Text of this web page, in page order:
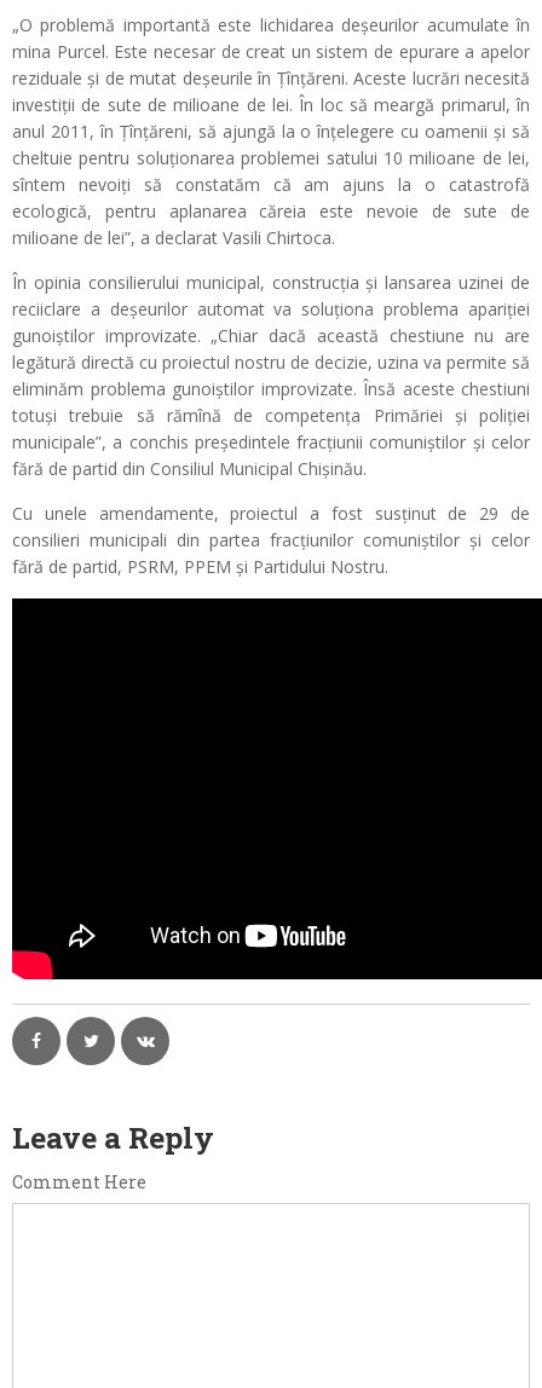
„O problemă importantă este lichidarea deșeurilor acumulate în
mina Purcel. Este necesar de creat un sistem de epurare a apelor
reziduale și de mutat deșeurile în Țînțăreni. Aceste lucrări necesită
investiții de sute de milioane de lei. În loc să meargă primarul, în
anul 2011, în Țînțăreni, să ajungă la o înțelegere cu oamenii și să
cheltuie pentru soluționarea problemei satului 10 milioane de lei,
sîntem nevoiți să constatăm că am ajuns la o catastrofă
ecologică, pentru aplanarea căreia este nevoie de sute de
milioane de lei”, a declarat Vasili Chirtoca.
În opinia consilierului municipal, construcția și lansarea uzinei de
reciiclare a deșeurilor automat va soluționa problema apariției
gunoiștilor improvizate. „Chiar dacă această chestiune nu are
legătură directă cu proiectul nostru de decizie, uzina va permite să
eliminăm problema gunoiștilor improvizate. Însă aceste chestiuni
totuși trebuie să rămînă de competența Primăriei și poliției
municipale”, a conchis președintele fracțiunii comuniștilor și celor
fără de partid din Consiliul Municipal Chișinău.
Cu unele amendamente, proiectul a fost susținut de 29 de
consilieri municipali din partea fracțiunilor comuniștilor și celor
fără de partid, PSRM, PPEM și Partidului Nostru.
Leave a Reply
Comment Here